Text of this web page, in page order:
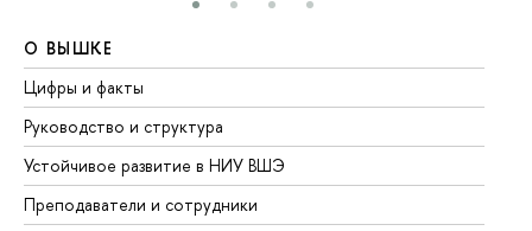
О ВЫШКЕ
Цифры и факты
Руководство и структура
Устойчивое развитие в НИУ ВШЭ
Преподаватели и сотрудники